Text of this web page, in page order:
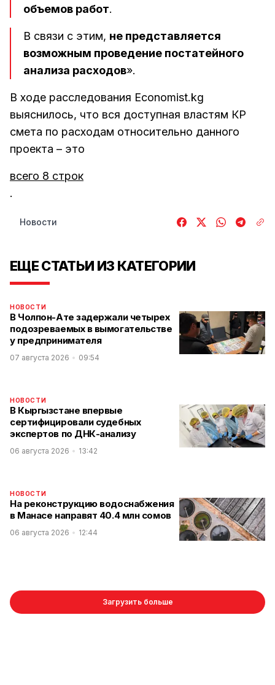
объемов работ.
В связи с этим, не представляется
возможным проведение постатейного
анализа расходов».
В ходе расследования Economist.kg
выяснилось, что вся доступная властям КР
смета по расходам относительно данного
проекта – это
всего 8 строк
.
Новости
ЕЩЕ СТАТЬИ ИЗ КАТЕГОРИИ
НОВОСТИ
В Чолпон-Ате задержали четырех
подозреваемых в вымогательстве
у предпринимателя
07 августа 2026 09:54
НОВОСТИ
В Кыргызстане впервые
сертифицировали судебных
экспертов по ДНК-анализу
06 августа 2026 13:42
НОВОСТИ
На реконструкцию водоснабжения
в Манасе направят 40.4 млн сомов
06 августа 2026 12:44
Загрузить больше